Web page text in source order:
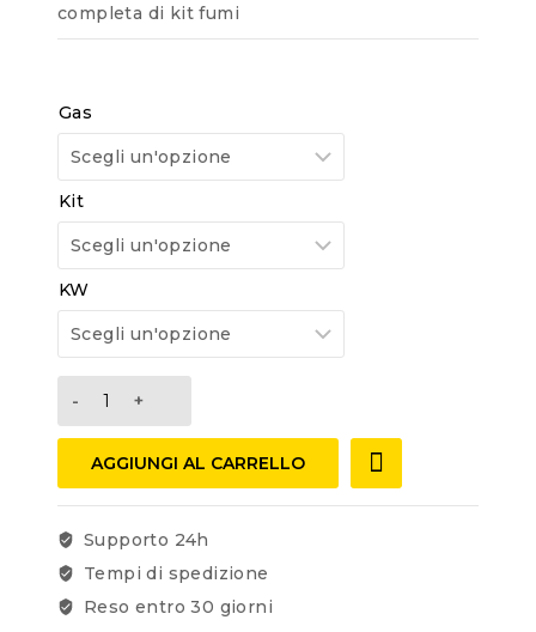
completa di kit fumi
Gas
Kit
KW
AGGIUNGI AL CARRELLO
Supporto 24h
Tempi di spedizione
Reso entro 30 giorni